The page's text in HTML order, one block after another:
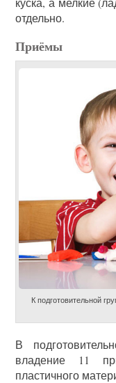
отдельно.
Приёмы
К подготовительной
В
владение 11
пластичного